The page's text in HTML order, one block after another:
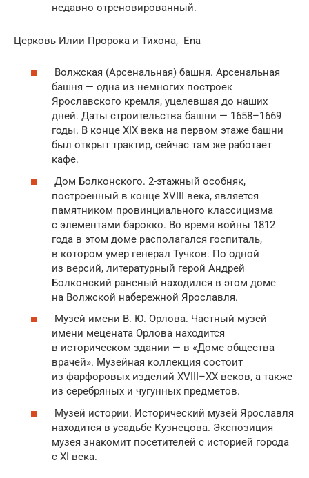
недавно отреновированный.
Церковь Илии Пророка и Тихона, Ena
Волжская (Арсенальная) башня. Арсенальная
башня — одна из немногих построек
Ярославского кремля, уцелевшая до наших
дней. Даты строительства башни — 1658–1669
годы. В конце XIX века на первом этаже башни
был открыт трактир, сейчас там же работает
кафе.
Дом Болконского. 2-этажный особняк,
построенный в конце XVIII века, является
памятником провинциального классицизма
с элементами барокко. Во время войны 1812
года в этом доме располагался госпиталь,
в котором умер генерал Тучков. По одной
из версий, литературный герой Андрей
Болконский раненый находился в этом доме
на Волжской набережной Ярославля.
Музей имени В. Ю. Орлова. Частный музей
имени мецената Орлова находится
в историческом здании — в «Доме общества
врачей». Музейная коллекция состоит
из фарфоровых изделий XVIII–XX веков, а также
из серебряных и чугунных предметов.
Музей истории. Исторический музей Ярославля
находится в усадьбе Кузнецова. Экспозиция
музея знакомит посетителей с историей города
с XI века.